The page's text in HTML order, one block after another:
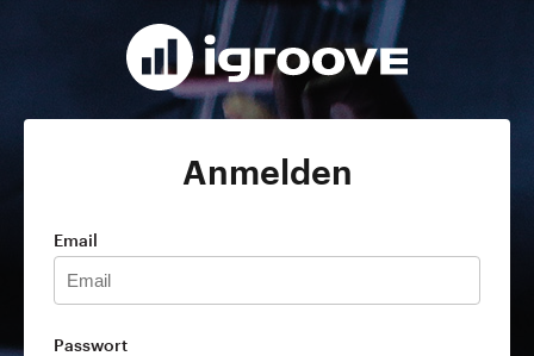
Anmelden
Email
Passwort